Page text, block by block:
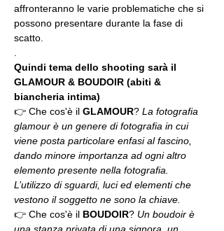
affronteranno le varie problematiche che si
possono presentare durante la fase di
scatto.
Quindi tema dello shooting sarà il
GLAMOUR & BOUDOIR (abiti &
biancheria intima)
👉 Che cos'è il GLAMOUR? La fotografia
glamour è un genere di fotografia in cui
viene posta particolare enfasi al fascino,
dando minore importanza ad ogni altro
elemento presente nella fotografia.
L’utilizzo di sguardi, luci ed elementi che
vestono il soggetto ne sono la chiave.
👉 Che cos'è il BOUDOIR? Un boudoir è